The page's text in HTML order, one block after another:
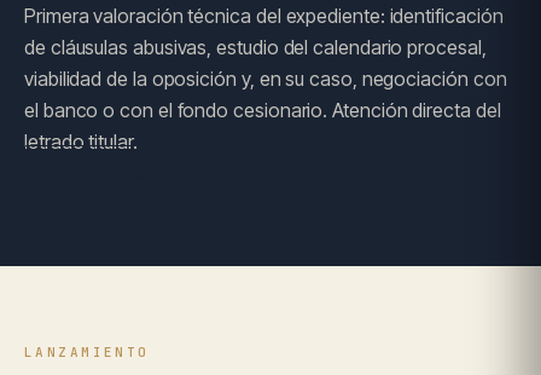
Primera valoración técnica del expediente: identificación
de cláusulas abusivas, estudio del calendario procesal,
viabilidad de la oposición y, en su caso, negociación con
el banco o con el fondo cesionario. Atención directa del
letrado titular.
LANZAMIENTO